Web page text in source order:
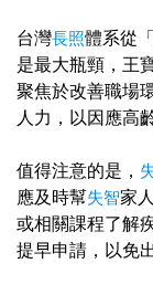
台灣長照體系從
是最大瓶頸，王
聚焦於改善職場
人力，以因應高
值得注意的是，
應及時幫失智家
或相關課程了解
提早申請，以免